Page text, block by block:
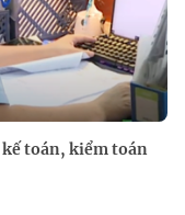
kế toán, kiểm toán